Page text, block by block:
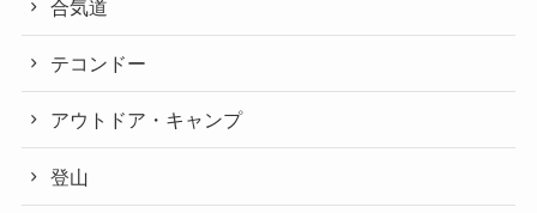
合気道
テコンドー
アウトドア・キャンプ
登山